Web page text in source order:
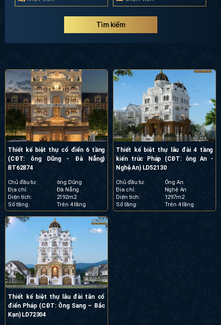
Tìm kiếm
Thiết kế biệt thự cổ điển 6 tầng
(CĐT: ông Dũng - Đà Nẵng)
BT62874
Chủ đầu tư:
ông Dũng
Địa chỉ:
Đà Nẵng
Diện tích:
2192m2
Số tầng:
Trên 4 tầng
Thiết kế biệt thự lâu đài 4 tầng
kiến trúc Pháp (CĐT: ông An -
Nghệ An) LD52130
Chủ đầu tư:
Ông An
Địa chỉ:
Nghệ An
Diện tích:
1297m2
Số tầng:
Trên 4 tầng
Thiết kế biệt thự lâu đài tân cổ
điển Pháp (CĐT: Ông Sang – Bắc
Kạn) LD72304